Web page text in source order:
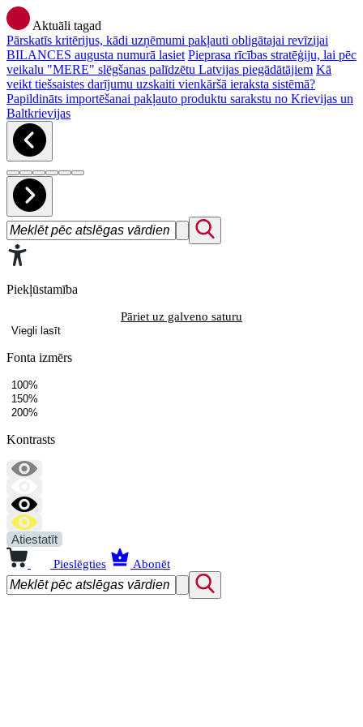
Aktuāli tagad
Pārskatīs kritērijus, kādi uzņēmumi pakļauti obligātajai revīzijai
BILANCES augusta numurā lasiet Pieprasa rīcības stratēģiju, lai pēc
veikalu "MERE" slēgšanas palīdzētu Latvijas piegādātājiem Kā
veikt tiešsaistes darījumu uzskaiti vienkāršā ieraksta sistēmā?
Papildināts importēšanai pakļauto produktu sarakstu no Krievijas un
Baltkrievijas
Piekļūstamība
Pāriet uz galveno saturu
Viegli lasīt
Fonta izmērs
100%
150%
200%
Kontrasts
Atiestatīt
Pieslēgties Abonēt